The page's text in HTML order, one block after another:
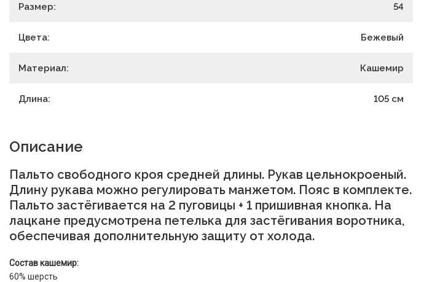
Размер: 54
Цвета: Бежевый
Материал: Кашемир
Длина: 105 см
Описание
Пальто свободного кроя средней длины. Рукав цельнокроеный.
Длину рукава можно регулировать манжетом. Пояс в комплекте.
Пальто застёгивается на 2 пуговицы + 1 пришивная кнопка. На
лацкане предусмотрена петелька для застёгивания воротника,
обеспечивая дополнительную защиту от холода.
Состав кашемир:
60% шерсть